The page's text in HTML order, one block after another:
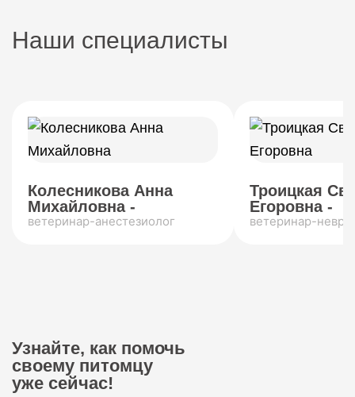
Наши специалисты
Колесникова Анна
Михайловна -
ветеринар-анестезиолог
Троицкая
Егоровна -
ветеринар-
Узнайте, как помочь
своему питомцу
уже сейчас!